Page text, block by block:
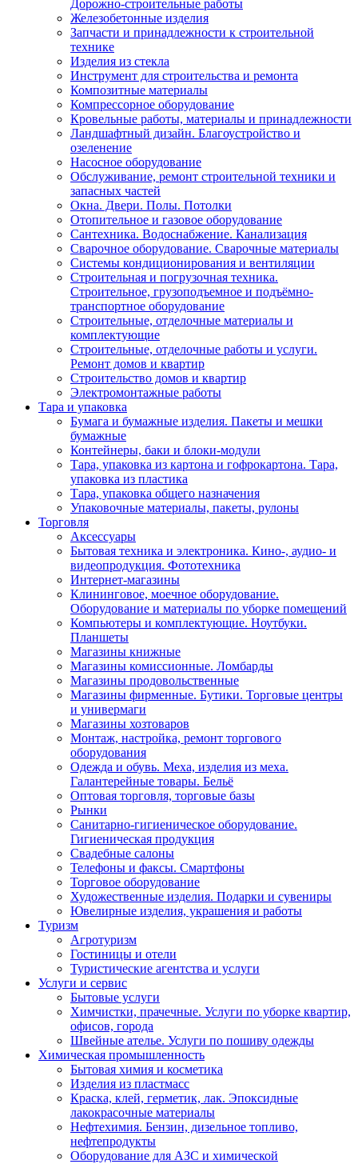
Дорожно-строительные работы
Железобетонные изделия
Запчасти и принадлежности к строительной
технике
Изделия из стекла
Инструмент для строительства и ремонта
Композитные материалы
Компрессорное оборудование
Кровельные работы, материалы и принадлежности
Ландшафтный дизайн. Благоустройство и
озеленение
Насосное оборудование
Обслуживание, ремонт строительной техники и
запасных частей
Окна. Двери. Полы. Потолки
Отопительное и газовое оборудование
Сантехника. Водоснабжение. Канализация
Сварочное оборудование. Сварочные материалы
Сиcтемы кондиционирования и вентиляции
Строительная и погрузочная техника.
Строительное, грузоподъемное и подъёмно-
транспортное оборудование
Строительные, отделочные материалы и
комплектующие
Строительные, отделочные работы и услуги.
Ремонт домов и квартир
Строительство домов и квартир
Электромонтажные работы
Тара и упаковка
Бумага и бумажные изделия. Пакеты и мешки
бумажные
Контейнеры, баки и блоки-модули
Тара, упаковка из картона и гофрокартона. Тара,
упаковка из пластика
Тара, упаковка общего назначения
Упаковочные материалы, пакеты, рулоны
Торговля
Аксессуары
Бытовая техника и электроника. Кино-, аудио- и
видеопродукция. Фототехника
Интернет-магазины
Клининговое, моечное оборудование.
Оборудование и материалы по уборке помещений
Компьютеры и комплектующие. Ноутбуки.
Планшеты
Магазины книжные
Магазины комиссионные. Ломбарды
Магазины продовольственные
Магазины фирменные. Бутики. Торговые центры
и универмаги
Магазины хозтоваров
Монтаж, настройка, ремонт торгового
оборудования
Одежда и обувь. Меха, изделия из меха.
Галантерейные товары. Бельё
Оптовая торговля, торговые базы
Рынки
Санитарно-гигиеническое оборудование.
Гигиеническая продукция
Свадебные салоны
Телефоны и факсы. Смартфоны
Торговое оборудование
Художественные изделия. Подарки и сувениры
Ювелирные изделия, украшения и работы
Туризм
Агротуризм
Гостиницы и отели
Туристические агентства и услуги
Услуги и сервис
Бытовые услуги
Химчистки, прачечные. Услуги по уборке квартир,
офисов, города
Швейные ателье. Услуги по пошиву одежды
Химическая промышленность
Бытовая химия и косметика
Изделия из пластмасс
Краска, клей, герметик, лак. Эпоксидные
лакокрасочные материалы
Нефтехимия. Бензин, дизельное топливо,
нефтепродукты
Оборудование для АЗС и химической